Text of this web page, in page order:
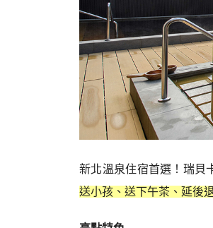
新北溫泉住宿首選！瑞貝
送小孩、送下午茶、延後